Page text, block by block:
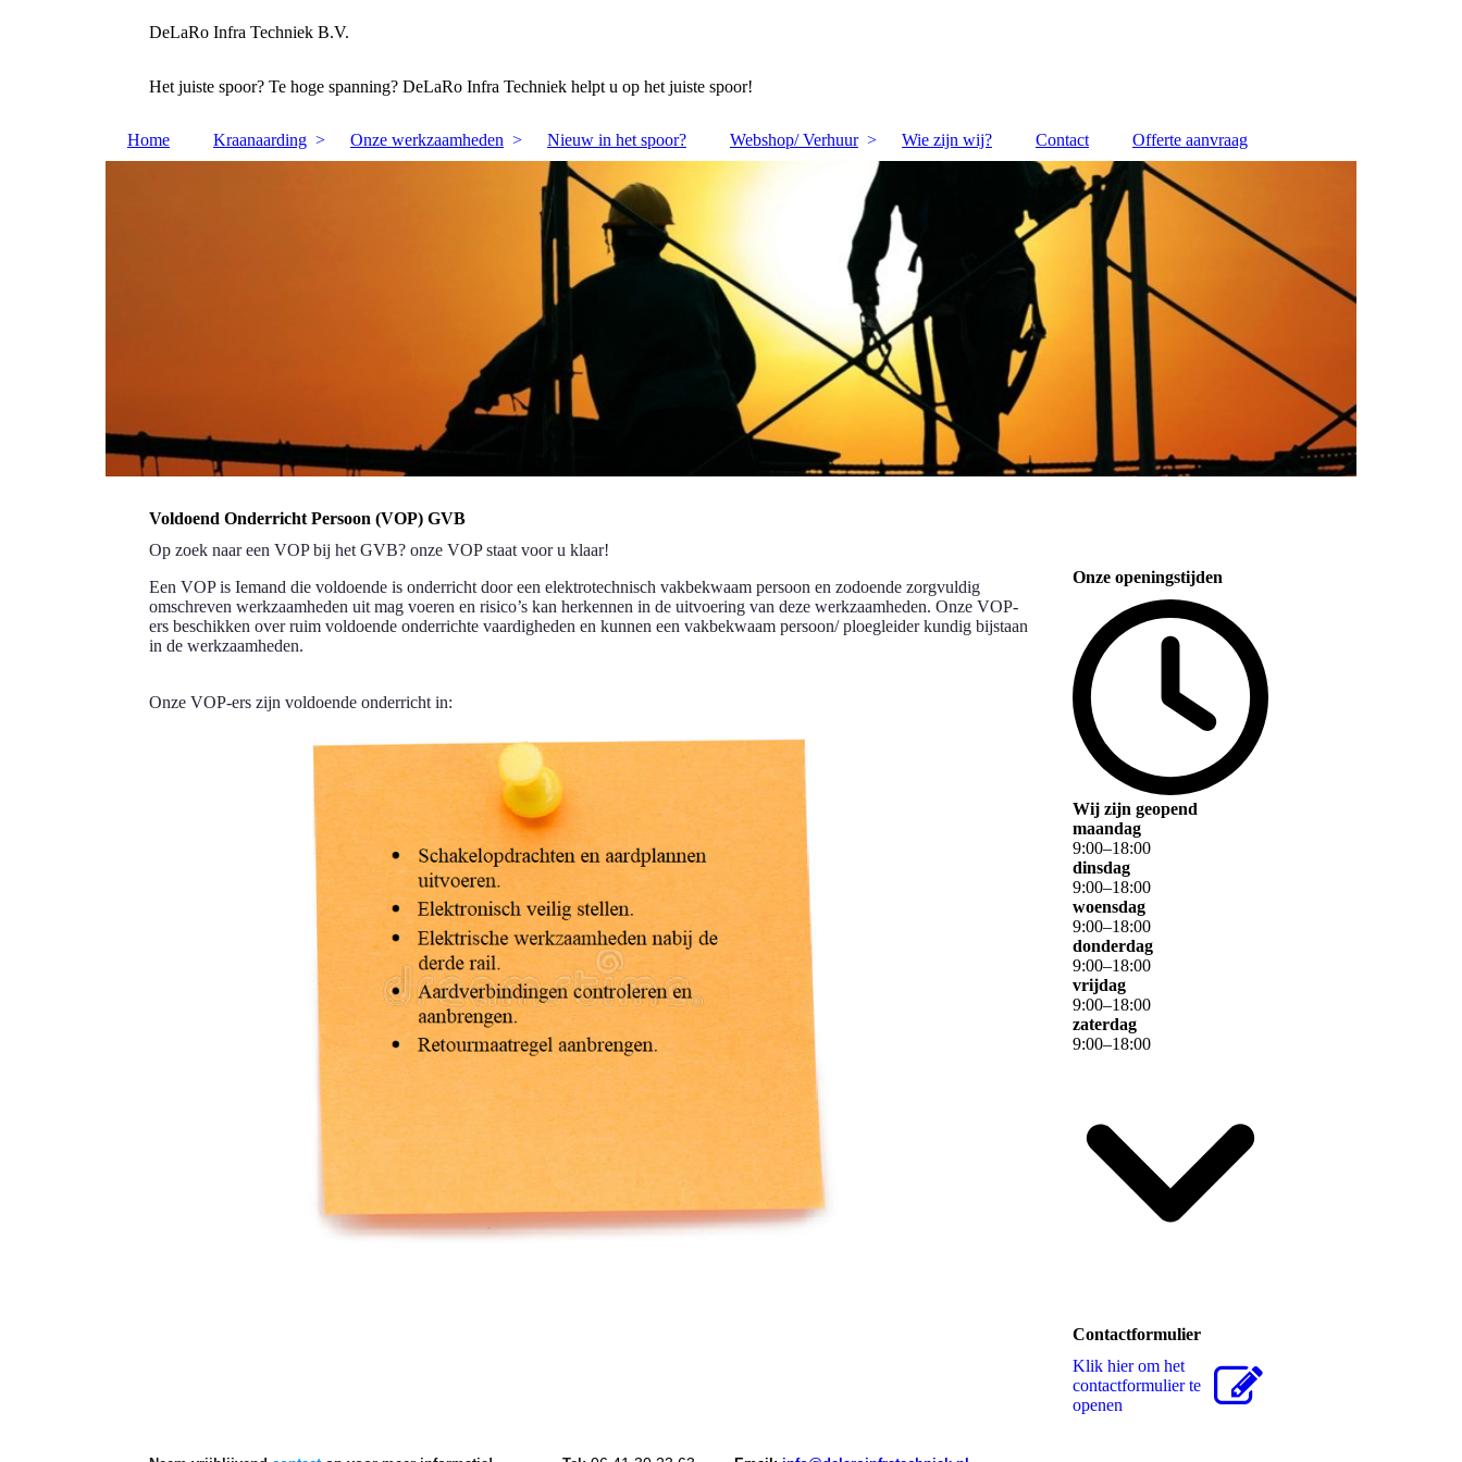
DeLaRo Infra Techniek B.V.
Het juiste spoor? Te hoge spanning? DeLaRo Infra Techniek helpt u op het juiste spoor!
Home Kraanaarding Onze werkzaamheden Nieuw in het spoor? Webshop/ Verhuur Wie zijn wij? Contact Offerte aanvraag
Voldoend Onderricht Persoon (VOP) GVB
Op zoek naar een VOP bij het GVB? onze VOP staat voor u klaar!
Een VOP is Iemand die voldoende is onderricht door een elektrotechnisch vakbekwaam persoon en zodoende zorgvuldig
omschreven werkzaamheden uit mag voeren en risico’s kan herkennen in de uitvoering van deze werkzaamheden. Onze VOP-
ers beschikken over ruim voldoende onderrichte vaardigheden en kunnen een vakbekwaam persoon/ ploegleider kundig bijstaan
in de werkzaamheden.
Onze VOP-ers zijn voldoende onderricht in:
Onze openingstijden
Wij zijn geopend
maandag
9:00–18:00
dinsdag
9:00–18:00
woensdag
9:00–18:00
donderdag
9:00–18:00
vrijdag
9:00–18:00
zaterdag
9:00–18:00
Contactformulier
Klik hier om het
contactformulier te
openen